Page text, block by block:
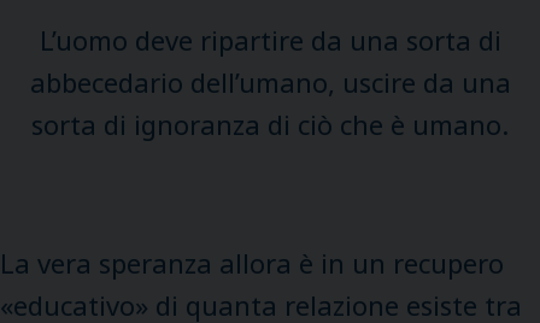
L’uomo deve ripartire da una sorta di
abbecedario dell’umano, uscire da una
sorta di ignoranza di ciò che è umano.
La vera speranza allora è in un recupero
«educativo» di quanta relazione esiste tra